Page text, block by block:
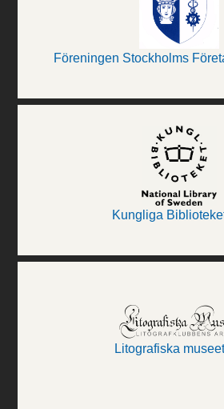
Föreningen Stockholms
Kungliga
Litografiska museet